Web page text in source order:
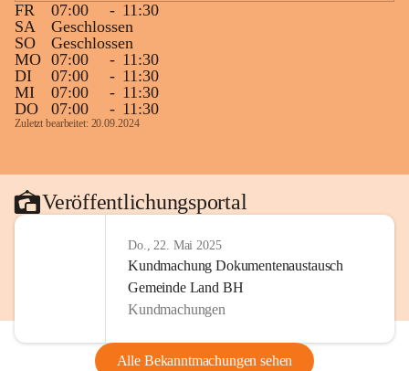
FR
07:00 - 11:30
SA
Geschlossen
SO
Geschlossen
MO 07:00 - 11:30
DI
07:00 - 11:30
MI
07:00 - 11:30
DO
07:00 - 11:30
Zuletzt bearbeitet: 20.09.2024
Veröffentlichungsportal
Do., 22. Mai 2025
Kundmachung Dokumentenaustausch
Gemeinde Land BH
Kundmachungen
Alle Bekanntmachungen sehen